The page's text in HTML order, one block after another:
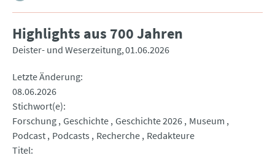
Highlights aus 700 Jahren
Deister- und Weserzeitung 01.06.2026
Letzte Änderung
08.06.2026
Stichwort(e)
Forschung Geschichte Geschichte 2026 Museum
Podcast Podcasts Recherche Redakteure
Titel